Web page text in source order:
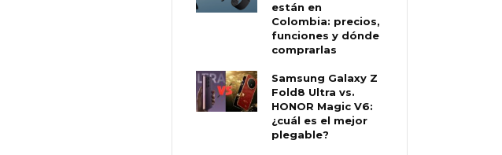
están en
Colombia: precios,
funciones y dónde
comprarlas
Samsung Galaxy Z
Fold8 Ultra vs.
HONOR Magic V6:
¿cuál es el mejor
plegable?